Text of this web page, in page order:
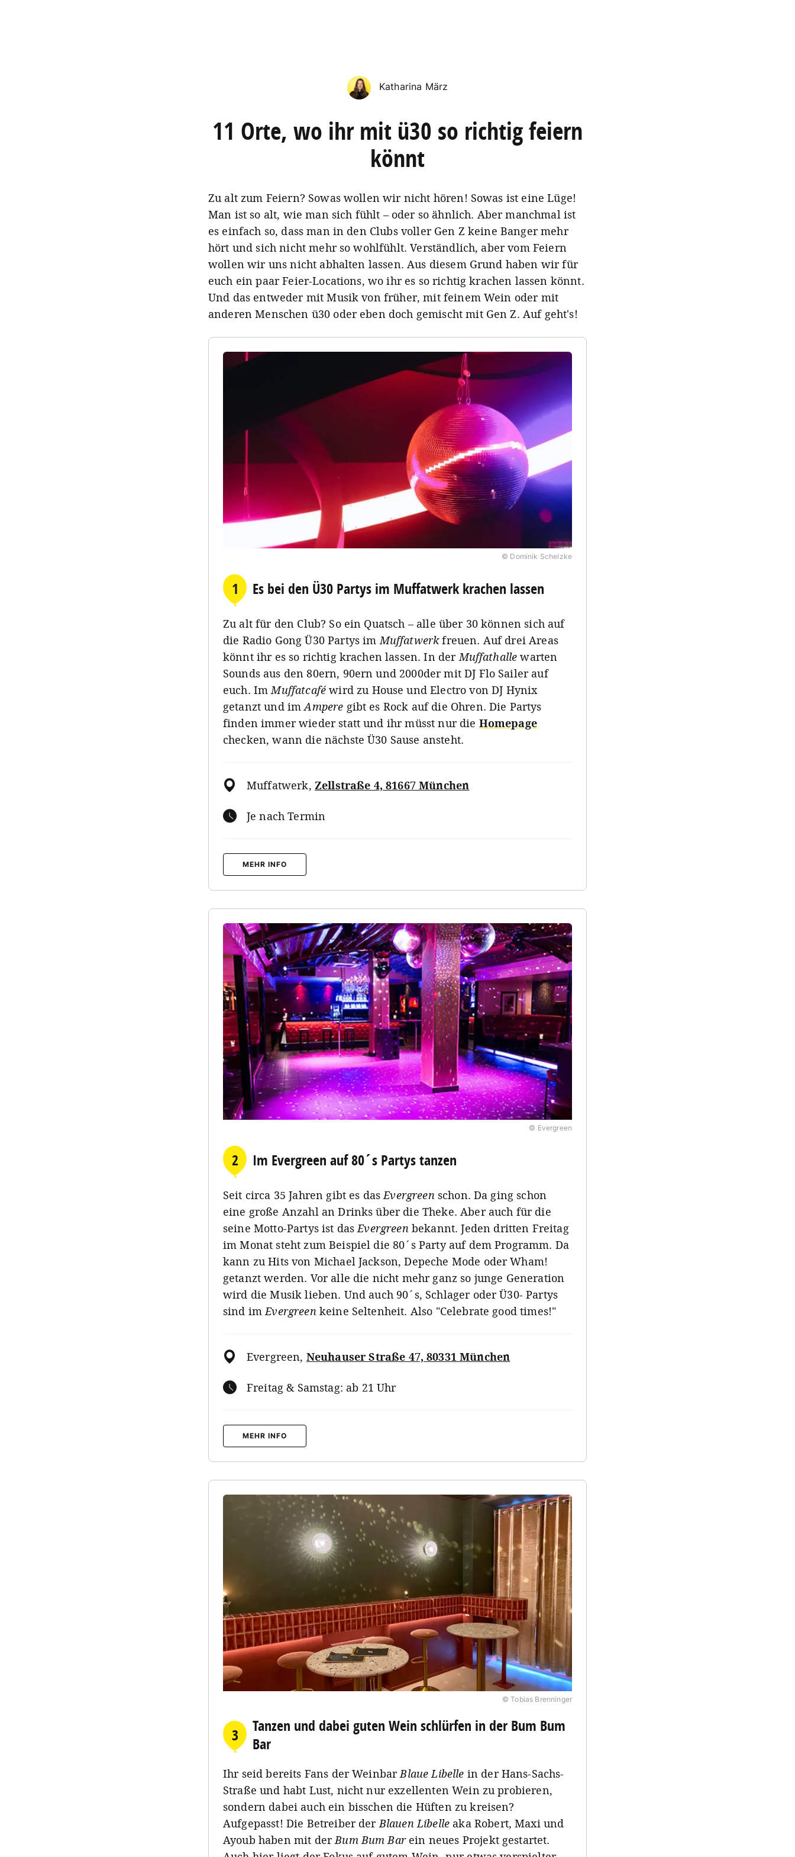
Katharina März
11 Orte, wo ihr mit ü30 so richtig feiern
könnt
Zu alt zum Feiern? Sowas wollen wir nicht hören! Sowas ist eine Lüge!
Man ist so alt, wie man sich fühlt – oder so ähnlich. Aber manchmal ist
es einfach so, dass man in den Clubs voller Gen Z keine Banger mehr
hört und sich nicht mehr so wohlfühlt. Verständlich, aber vom Feiern
wollen wir uns nicht abhalten lassen. Aus diesem Grund haben wir für
euch ein paar Feier-Locations, wo ihr es so richtig krachen lassen könnt.
Und das entweder mit Musik von früher, mit feinem Wein oder mit
anderen Menschen ü30 oder eben doch gemischt mit Gen Z. Auf geht's!
© Dominik Schelzke
1 Es bei den Ü30 Partys im Muffatwerk krachen lassen
Zu alt für den Club? So ein Quatsch – alle über 30 können sich auf
die Radio Gong Ü30 Partys imMuffatwerkfreuen. Auf drei Areas
könnt ihr es so richtig krachen lassen. In derMuffathalle warten
Sounds aus den 80ern, 90ern und 2000der mit DJ Flo Sailer auf
euch. ImMuffatcafé wird zu House und Electro von DJ Hynix
getanzt und imAmpere gibt es Rock auf die Ohren. Die Partys
finden immer wieder statt und ihr müsst nur die Homepage
checken, wann die nächste Ü30 Sause ansteht.
Muffatwerk, Zellstraße 4, 81667 München
Je nach Termin
MEHR INFO
© Evergreen
2 Im Evergreen auf 80´s Partys tanzen
Seit circa 35 Jahren gibt es dasEvergreenschon. Da ging schon
eine große Anzahl an Drinks über die Theke. Aber auch für die
seine Motto-Partys ist dasEvergreenbekannt. Jeden dritten Freitag
im Monat steht zum Beispiel die 80´s Party auf dem Programm. Da
kann zu Hits von Michael Jackson, Depeche Mode oder Wham!
getanzt werden. Vor alle die nicht mehr ganz so junge Generation
wird die Musik lieben. Und auch 90´s, Schlager oder Ü30- Partys
sind imEvergreenkeine Seltenheit. Also "Celebrate good times!"
Evergreen, Neuhauser Straße 47, 80331 München
Freitag & Samstag: ab 21 Uhr
MEHR INFO
© Tobias Brenninger
3
Tanzen und dabei guten Wein schlürfen in der Bum Bum
Bar
Ihr seid bereits Fans der WeinbarBlaue Libelle in der Hans-Sachs-
Straße und habt Lust, nicht nur exzellenten Wein zu probieren,
sondern dabei auch ein bisschen die Hüften zu kreisen?
Aufgepasst! Die Betreiber derBlauen Libelle aka Robert, Maxi und
Ayoub haben mit derBum Bum Barein neues Projekt gestartet.